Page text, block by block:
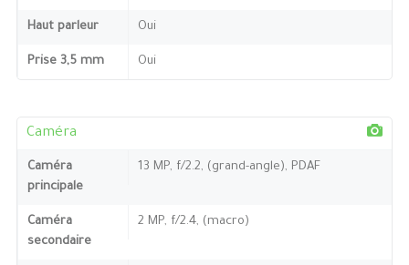
Haut parleur Oui
Prise 3,5 mm Oui
Caméra
Caméra
principale
13 MP, f/2.2, (grand-angle), PDAF
Caméra
secondaire
2 MP, f/2.4, (macro)